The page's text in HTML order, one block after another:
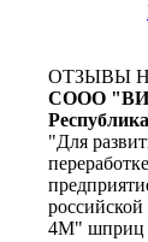
ОТЗЫВЫ
СООО
"Для
4М" шприц